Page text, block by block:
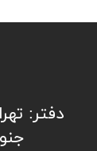
​​​​​​​​دفتر: